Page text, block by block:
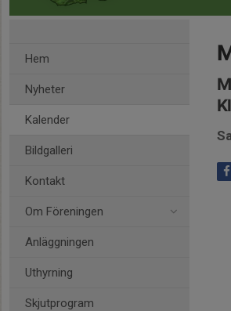
Hem
Nyheter
Kalender
Bildgalleri
Kontakt
Om Föreningen
Anläggningen
Uthyrning
Skjutprogram